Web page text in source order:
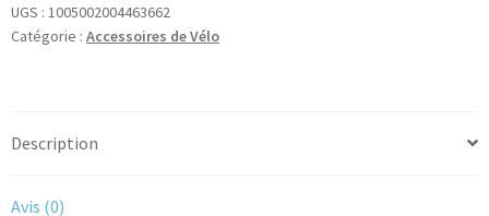
avertisseur
sans
UGS : 1005002004463662
Catégorie : Accessoires de Vélo
Description
Avis (0)